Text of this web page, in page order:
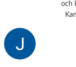
och